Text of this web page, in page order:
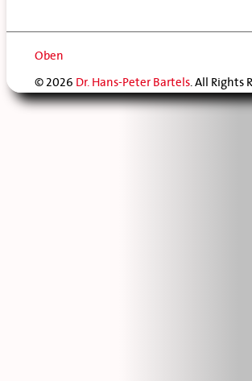
Oben
© 2026 Dr. Hans-Peter Bartels. All Rights